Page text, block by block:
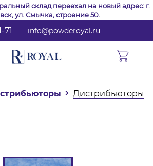
склад переехал на новый адрес: г.
ул. Смычка, строение 50.
71 info@powderoyal.ru
Дистрибьюторы